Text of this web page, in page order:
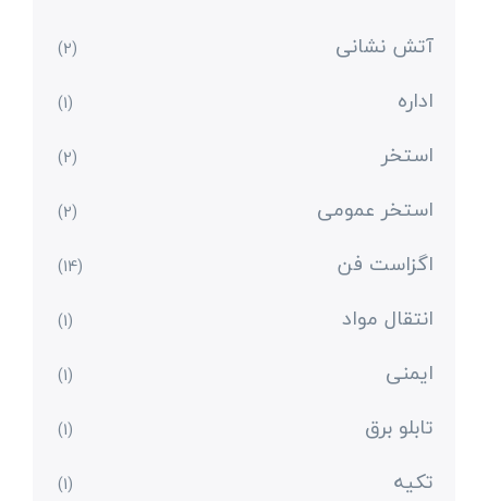
آتش نشانی (2)
اداره (1)
استخر (2)
استخر عمومی (2)
اگزاست فن (14)
انتقال مواد (1)
ایمنی (1)
تابلو برق (1)
تکیه (1)